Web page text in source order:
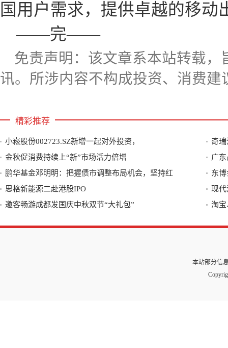
国用户需求，提供卓越的移动
——完——
免责声明：该文章系本站转载
讯。所涉内容不构成投资、消费建
精彩推荐
小崧股份002723.SZ新增一起对外投资，
奇瑞
金秋促消费持续上“新”市场活力倍增
广
鹏华基金邓明明：把握债市调整布局机会，坚持红
东
思格新能源二赴港股IPO
现代
邀客畅游成都发国庆中秋双节“大礼包”
淘
本站部分信